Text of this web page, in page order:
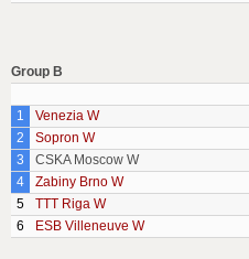
Group B
1
Venezia W
2
Sopron W
3
CSKA Moscow W
4
Zabiny Brno W
5
TTT Riga W
6
ESB Villeneuve W